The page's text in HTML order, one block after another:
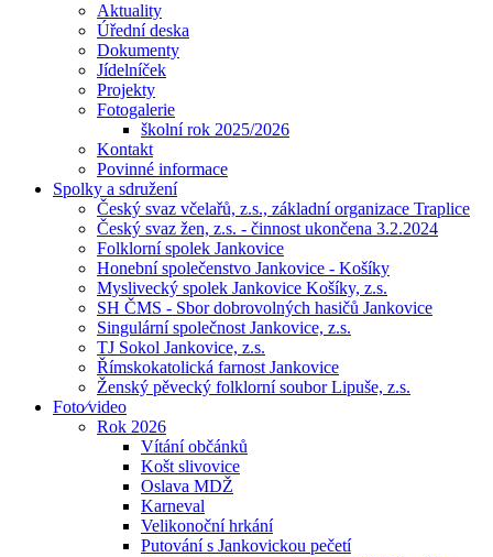
Aktuality
Úřední deska
Dokumenty
Jídelníček
Projekty
Fotogalerie
školní rok 2025/2026
Kontakt
Povinné informace
Spolky a sdružení
Český svaz včelařů, z.s., základní organizace Traplice
Český svaz žen, z.s. - činnost ukončena 3.2.2024
Folklorní spolek Jankovice
Honební společenstvo Jankovice - Košíky
Myslivecký spolek Jankovice Košíky, z.s.
SH ČMS - Sbor dobrovolných hasičů Jankovice
Singulární společnost Jankovice, z.s.
TJ Sokol Jankovice, z.s.
Římskokatolická farnost Jankovice
Ženský pěvecký folklorní soubor Lipuše, z.s.
Foto⁄video
Rok 2026
Vítání občánků
Košt slivovice
Oslava MDŽ
Karneval
Velikonoční hrkání
Putování s Jankovickou pečetí